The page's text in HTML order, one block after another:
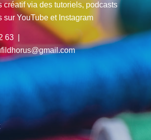
créatif via des tutoriels, podcasts
sur YouTube et Instagram
63 |